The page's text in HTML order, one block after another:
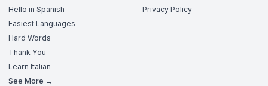
Hello in Spanish
Easiest Languages
Hard Words
Thank You
Learn Italian
See More →
Privacy Policy